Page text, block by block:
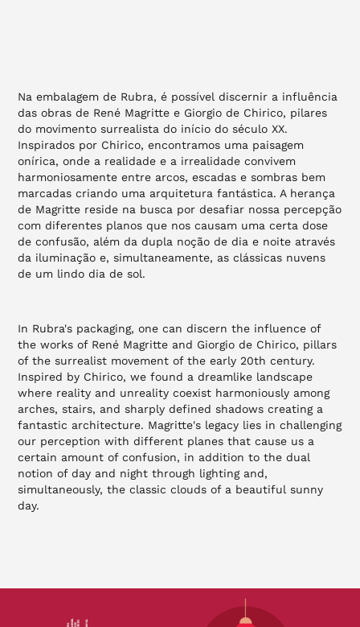
Na embalagem de Rubra, é possível discernir a influência
das obras de René Magritte e Giorgio de Chirico, pilares
do movimento surrealista do início do século XX.
Inspirados por Chirico, encontramos uma paisagem
onírica, onde a realidade e a irrealidade convivem
harmoniosamente entre arcos, escadas e sombras bem
marcadas criando uma arquitetura fantástica. A herança
de Magritte reside na busca por desafiar nossa percepção
com diferentes planos que nos causam uma certa dose
de confusão, além da dupla noção de dia e noite através
da iluminação e, simultaneamente, as clássicas nuvens
de um lindo dia de sol.
In Rubra's packaging, one can discern the influence of
the works of René Magritte and Giorgio de Chirico, pillars
of the surrealist movement of the early 20th century.
Inspired by Chirico, we found a dreamlike landscape
where reality and unreality coexist harmoniously among
arches, stairs, and sharply defined shadows creating a
fantastic architecture. Magritte's legacy lies in challenging
our perception with different planes that cause us a
certain amount of confusion, in addition to the dual
notion of day and night through lighting and,
simultaneously, the classic clouds of a beautiful sunny
day.